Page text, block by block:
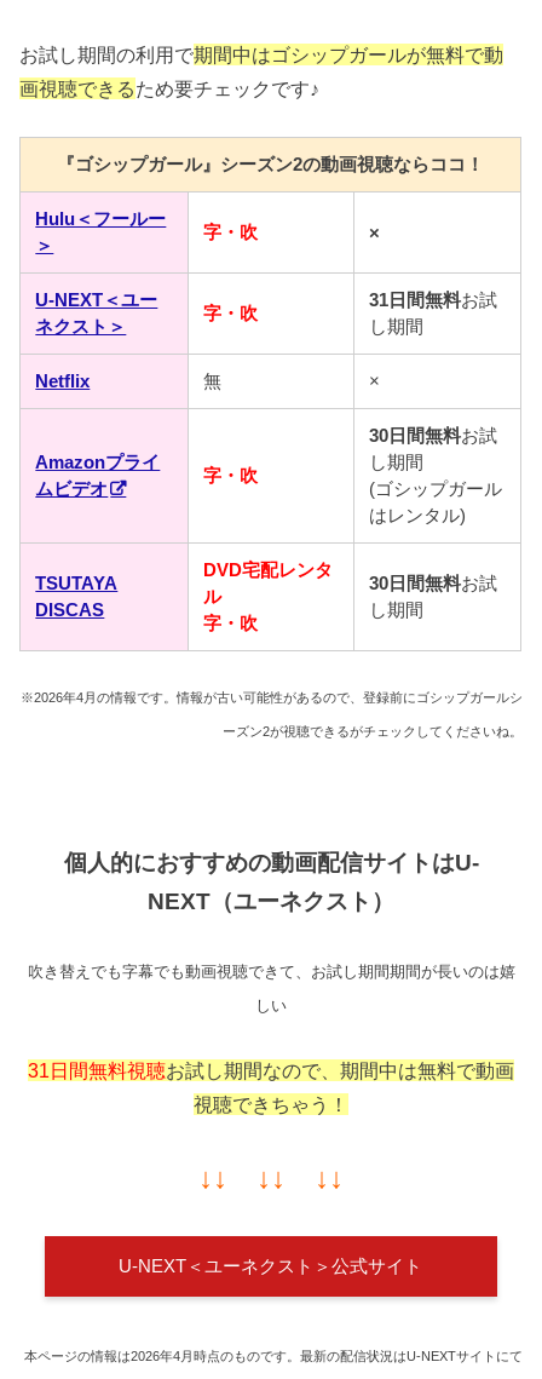
お試し期間の利用で期間中はゴシップガールが無料で動
画視聴できるため要チェックです♪
『ゴシップガール』シーズン2の動画視聴ならココ！
Hulu＜フールー
＞
字・吹 ×
U-NEXT＜ユー
ネクスト＞
字・吹
31日間無料お試
し期間
Netflix 無 ×
Amazonプライ
ムビデオ
字・吹
30日間無料お試
し期間
(ゴシップガール
はレンタル)
TSUTAYA
DISCAS
DVD宅配レンタ
ル
字・吹
30日間無料お試
し期間
※2026年4月の情報です。情報が古い可能性があるので、登録前にゴシップガールシ
ーズン2が視聴できるがチェックしてくださいね。
個人的におすすめの動画配信サイトはU-
NEXT（ユーネクスト）
吹き替えでも字幕でも動画視聴できて、お試し期間期間が長いのは嬉
しい
31日間無料視聴お試し期間なので、期間中は無料で動画
視聴できちゃう！
↓↓ ↓↓ ↓↓
U-NEXT＜ユーネクスト＞公式サイト
本ページの情報は2026年4月時点のものです。最新の配信状況はU-NEXTサイトにて